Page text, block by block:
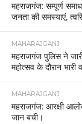
महराजगंज: सम्पूर्ण
जनता की समस्याएं,
MAHARAJGANJ
महराजगंज पुलिस ने
महोत्सव के दौरान भारी
MAHARAJGANJ
महराजगंज: आरक्षी
जान बची।